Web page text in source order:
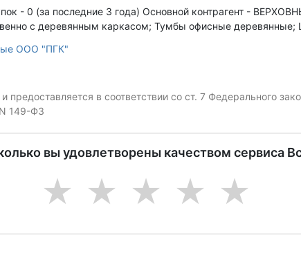
- 0 (за последние 3 года) Основной контрагент -
с деревянным каркасом; Тумбы офисные
ООО "ПГК"
предоставляется в соответствии со ст. 7 Федерального
149-ФЗ
вы удовлетворены качеством сервиса
5
4
3
2
1